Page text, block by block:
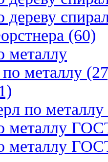
дереву
(60)
металлу
металлу
по
металлу
металлу